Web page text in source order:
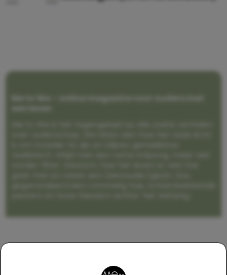
Me to We – online magazine voor ouders met